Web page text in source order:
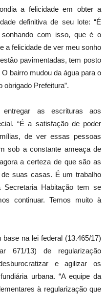
a felicidade em obter a
definitiva de seu lote: “É
com isso, que é o
a felicidade de ver meu sonho
pavimentadas, tem posto
bairro mudou da água para o
obrigado Prefeitura”.
as escrituras aos
“É a satisfação de poder
de ver essas pessoas
sob a constante ameaça de
a certeza de que são as
suas casas. É um trabalho
Secretaria Habitação tem se
continuar. Temos muito à
na lei federal (13.465/17)
671/13) de regularização
e agilizar os
urbana. “A equipe da
à regularização que